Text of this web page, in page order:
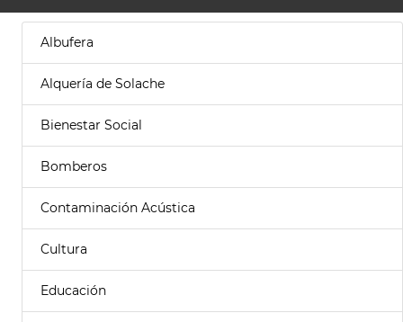
Albufera
Alquería de Solache
Bienestar Social
Bomberos
Contaminación Acústica
Cultura
Educación